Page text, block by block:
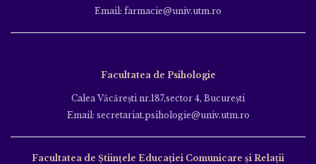
Email: farmacie@univ.utm.ro
Facultatea de Psihologie
Calea Văcăreşti nr.187,sector 4, Bucureşti
Email: secretariat.psihologie@univ.utm.ro
Facultatea de Ştiinţele Educației Comunicare și Relații